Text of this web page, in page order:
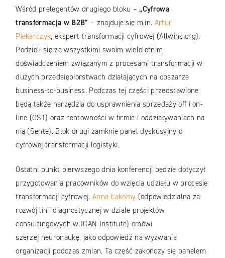
Wśród prelegentów drugiego bloku –„Cyfrowa
transformacja w B2B” – znajduje się m.in. Artur
Piekarczyk, ekspert transformacji cyfrowej (Allwins.org).
Podzieli się ze wszystkimi swoim wieloletnim
doświadczeniem związanym z procesami transformacji w
dużych przedsiębiorstwach działających na obszarze
business-to-business. Podczas tej części przedstawione
będą także narzędzia do usprawnienia sprzedaży off i on-
line (GS1) oraz rentowności w firmie i oddziaływaniach na
nią (Sente). Blok drugi zamknie panel dyskusyjny o
cyfrowej transformacji logistyki.
Ostatni punkt pierwszego dnia konferencji będzie dotyczył
przygotowania pracowników do wzięcia udziału w procesie
transformacji cyfrowej. Anna Łakomy (odpowiedzialna za
rozwój linii diagnostycznej w dziale projektów
consultingowych w ICAN Institute) omówi
szerzej neuronaukę, jako odpowiedź na wyzwania
organizacji podczas zmian. Ta część zakończy się panelem